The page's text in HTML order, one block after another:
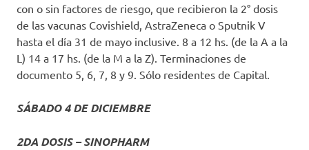
con o sin factores de riesgo, que recibieron la 2° dosis
de las vacunas Covishield, AstraZeneca o Sputnik V
hasta el día 31 de mayo inclusive. 8 a 12 hs. (de la A a la
L) 14 a 17 hs. (de la M a la Z). Terminaciones de
documento 5, 6, 7, 8 y 9. Sólo residentes de Capital.
SÁBADO 4 DE DICIEMBRE
2DA DOSIS – SINOPHARM